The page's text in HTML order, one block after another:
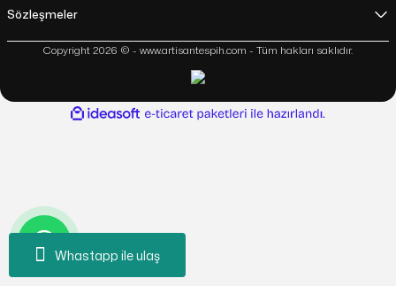
Whastapp ile ulaş
Sözleşmeler
Copyright 2026 © - www.artisantespih.com - Tüm hakları saklıdır.
ideasoft
e-